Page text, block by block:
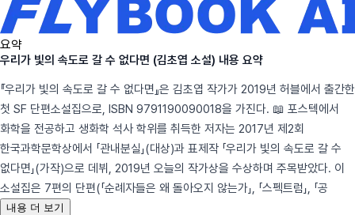
요약
우리가 빛의 속도로 갈 수 없다면 (김초엽 소설) 내용 요약
『우리가 빛의 속도로 갈 수 없다면』은 김초엽 작가가 2019년 허블에서 출간한
첫 SF 단편소설집으로, ISBN 9791190090018을 가진다. 📖 포스텍에서
화학을 전공하고 생화학 석사 학위를 취득한 저자는 2017년 제2회
한국과학문학상에서 「관내분실」(대상)과 표제작 「우리가 빛의 속도로 갈 수
없다면」(가작)으로 데뷔, 2019년 오늘의 작가상을 수상하며 주목받았다. 이
소설집은 7편의 단편(「순례자들은 왜 돌아오지 않는가」, 「스펙트럼」, 「공
내용 더 보기